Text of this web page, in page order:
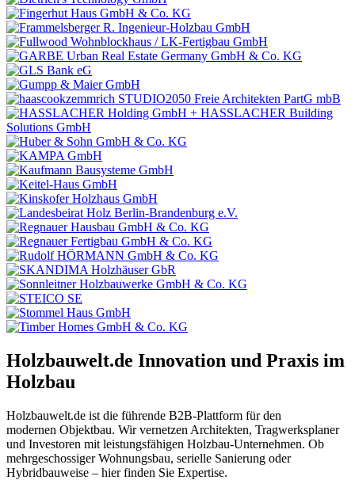
Holzbauwelt.de Innovation und Praxis im
Holzbau
Holzbauwelt.de ist die führende B2B-Plattform für den
modernen Objektbau. Wir vernetzen Architekten, Tragwerksplaner
und Investoren mit leistungsfähigen Holzbau-Unternehmen. Ob
mehrgeschossiger Wohnungsbau, serielle Sanierung oder
Hybridbauweise – hier finden Sie Expertise.